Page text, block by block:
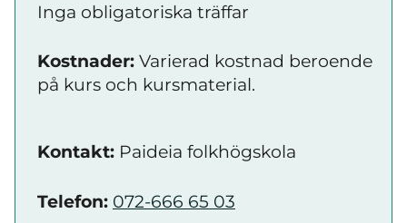
Inga obligatoriska träffar
Kostnader: Varierad kostnad beroende
på kurs och kursmaterial.
Kontakt: Paideia folkhögskola
Telefon: 072-666 65 03